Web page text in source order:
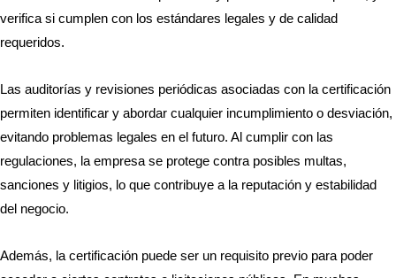
verifica si cumplen con los estándares legales y de calidad
requeridos.
Las auditorías y revisiones periódicas asociadas con la certificación
permiten identificar y abordar cualquier incumplimiento o desviación,
evitando problemas legales en el futuro. Al cumplir con las
regulaciones, la empresa se protege contra posibles multas,
sanciones y litigios, lo que contribuye a la reputación y estabilidad
del negocio.
Además, la certificación puede ser un requisito previo para poder